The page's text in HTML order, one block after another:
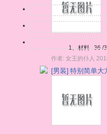
1、材料 36 /3支
作者: 女王的仆人
[男装] 特别简单大